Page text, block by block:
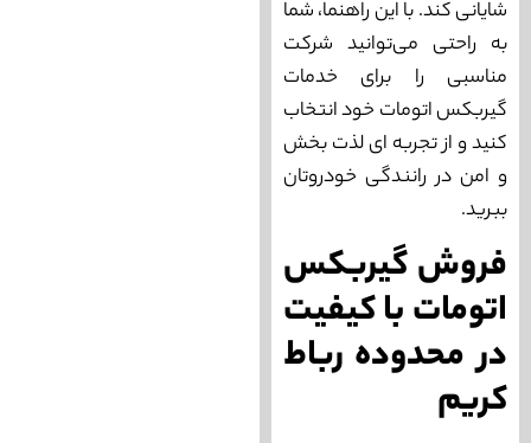
شایانی کند. با این راهنما، شما
به راحتی می‌‌توانید شرکت
مناسبی را برای خدمات
گیربکس اتومات خود انتخاب
کنید و از تجربه ‌ای لذت ‌بخش
و امن در رانندگی خودروتان
ببرید.
فروش گیربکس
اتومات با کیفیت
در محدوده رباط
کریم